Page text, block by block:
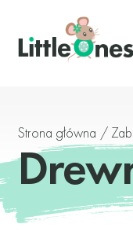
Strona główna /